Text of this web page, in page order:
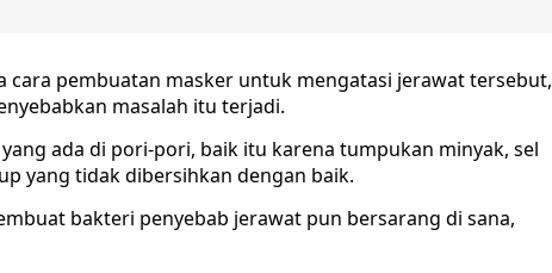
cara pembuatan masker untuk mengatasi jerawat tersebut,
masalah itu terjadi.
ada di pori-pori, baik itu karena tumpukan minyak, sel
yang tidak dibersihkan dengan baik.
bakteri penyebab jerawat pun bersarang di sana,